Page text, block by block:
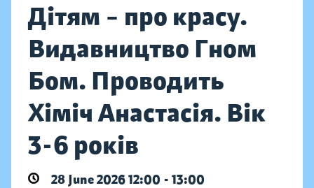
Дітям – про красу.
Видавництво Гном
Бом. Проводить
Хіміч Анастасія. Вік
3-6 років
28 June 2026 12:00 - 13:00